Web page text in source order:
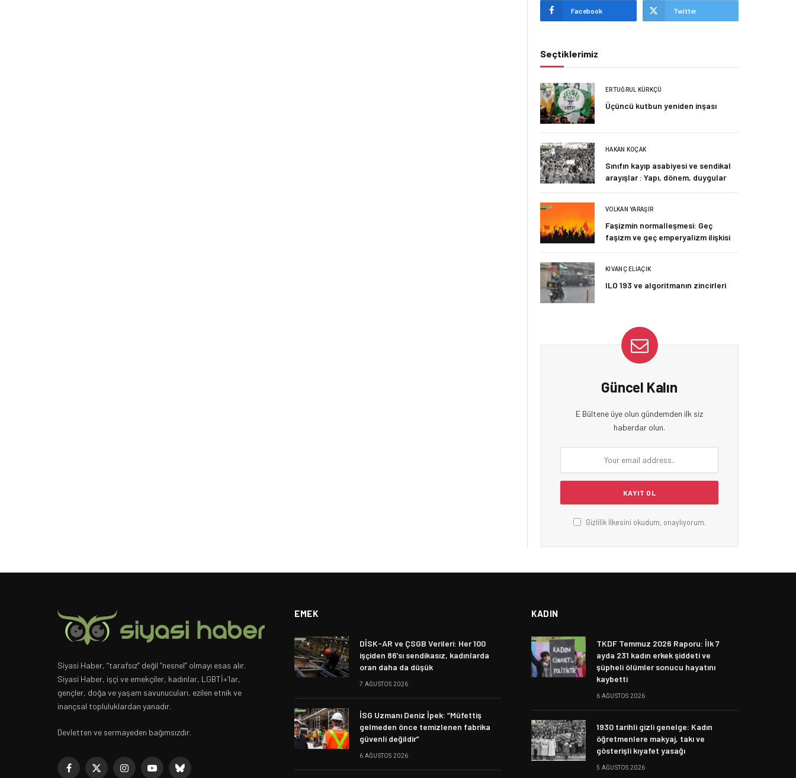
Facebook Twitter
Seçtiklerimiz
ERTUĞRUL KÜRKÇÜ
Üçüncü kutbun yeniden inşası
HAKAN KOÇAK
Sınıfın kayıp asabiyesi ve sendikal
arayışlar : Yapı, dönem, duygular
VOLKAN YARAŞIR
Faşizmin normalleşmesi: Geç
faşizm ve geç emperyalizm ilişkisi
KIVANÇ ELIAÇIK
ILO 193 ve algoritmanın zincirleri
Güncel Kalın
E Bültene üye olun gündemden ilk siz
haberdar olun.
Gizlilik İlkesini okudum, onaylıyorum.
Siyasi Haber, “tarafsız” değil “nesnel” olmayı esas alır.
Siyasi Haber, işçi ve emekçiler, kadınlar, LGBTİ+’lar,
gençler, doğa ve yaşam savunucuları, ezilen etnik ve
inançsal topluluklardan yanadır.
Devletten ve sermayeden bağımsızdır.
Facebook
X InstagramYouTubeBluesky
EMEK
DİSK-AR ve ÇSGB Verileri: Her 100
işçiden 86’sı sendikasız, kadınlarda
oran daha da düşük
7 AĞUSTOS 2026
İSG Uzmanı Deniz İpek: “Müfettiş
gelmeden önce temizlenen fabrika
güvenli değildir”
6 AĞUSTOS 2026
KADIN
TKDF Temmuz 2026 Raporu: İlk 7
ayda 231 kadın erkek şiddeti ve
şüpheli ölümler sonucu hayatını
kaybetti
6 AĞUSTOS 2026
1930 tarihli gizli genelge: Kadın
öğretmenlere makyaj, takı ve
gösterişli kıyafet yasağı
5 AĞUSTOS 2026